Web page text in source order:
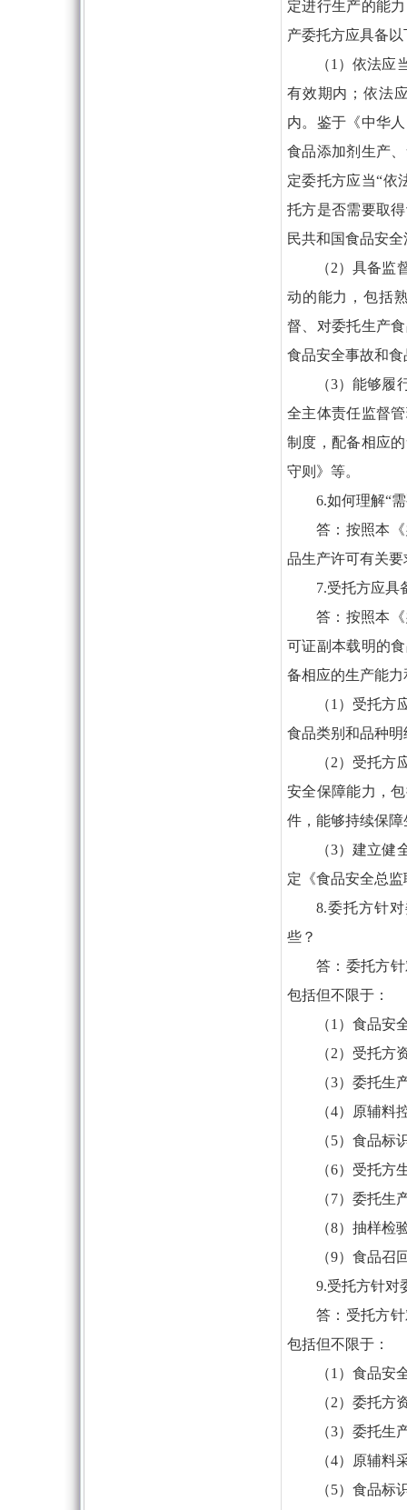
定进行生产的能
产委托方应具备
（1）依法
有效期内；依法
内。鉴于《中华
食品添加剂生产
定委托方应当“依
托方是否需要取
民共和国食品安
（2）具备
动的能力，包括
督、对委托生产
食品安全事故和
（3）能够
全主体责任监督
制度，配备相应
守则》等。
6.如何理解“
答：按照本
品生产许可有关
7.受托方应具
答：按照本
可证副本载明的
备相应的生产能
（1）受托
食品类别和品种
（2）受托
安全保障能力，
件，能够持续保
（3）建立
定《食品安全总
8.委托方针
些？
答：委托方
包括但不限于：
（1）食品安
（2）受托方
（3）委托生
（4）原辅料
（5）食品标
（6）受托方
（7）委托生
（8）抽样检
（9）食品召
9.受托方针对
答：受托方
包括但不限于：
（1）食品安
（2）委托方
（3）委托生
（4）原辅料
（5）食品标